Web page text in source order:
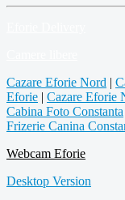
Cazare Eforie Nord |
Eforie | Cazare Eforie
Cabina Foto Constanta
Frizerie Canina
Webcam Eforie
Desktop Version